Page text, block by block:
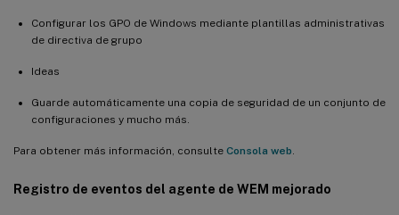
Configurar los GPO de Windows mediante plantillas administrativas
de directiva de grupo
Ideas
Guarde automáticamente una copia de seguridad de un conjunto de
configuraciones y mucho más.
Para obtener más información, consulte Consola web
Registro de eventos del agente de WEM mejorado